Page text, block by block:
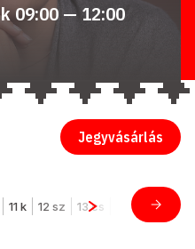
09:00 — 12:00
Jegyvásárlás